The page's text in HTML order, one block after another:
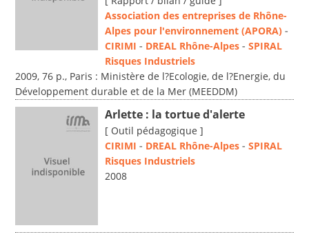
Association des entreprises de Rhône-
Alpes pour l'environnement (APORA) -
CIRIMI - DREAL Rhône-Alpes - SPIRAL
Risques Industriels
2009, 76 p., Paris : Ministère de l?Ecologie, de l?Energie, du
Développement durable et de la Mer (MEEDDM)
Arlette : la tortue d'alerte
[ Outil pédagogique ]
CIRIMI - DREAL Rhône-Alpes - SPIRAL
Risques Industriels
2008